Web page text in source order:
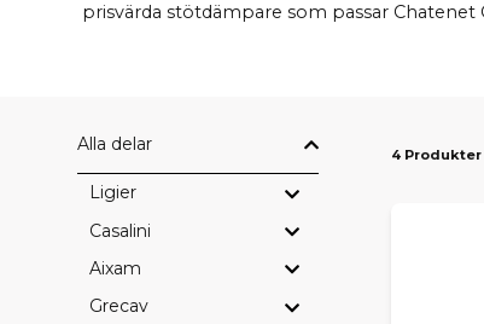
prisvärda stötdämpare som passar Chatenet
Alla delar
Ligier
Casalini
Aixam
Grecav
4 Produkter